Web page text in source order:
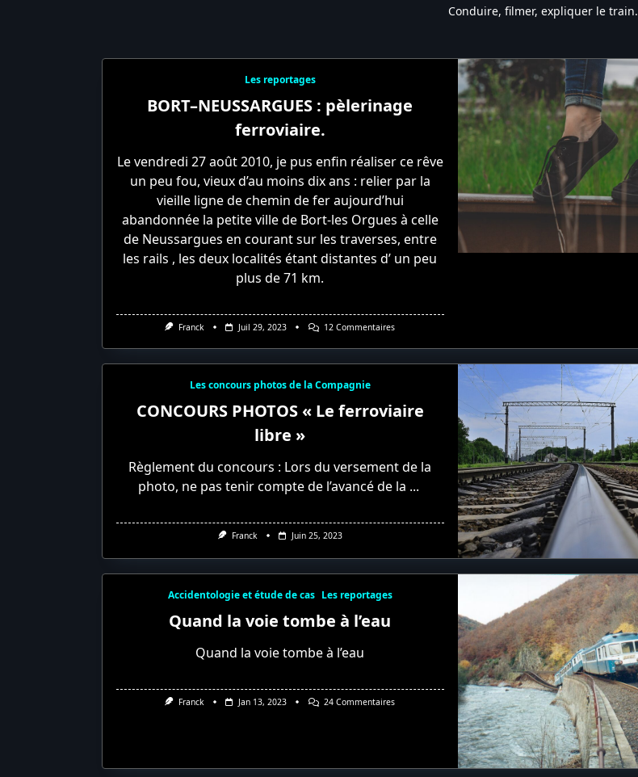
Conduire, filmer, expliquer le train.
Les reportages
BORT–NEUSSARGUES : pèlerinage
ferroviaire.
Le vendredi 27 août 2010, je pus enfin réaliser ce rêve
un peu fou, vieux d’au moins dix ans : relier par la
vieille ligne de chemin de fer aujourd’hui
abandonnée la petite ville de Bort-les Orgues à celle
de Neussargues en courant sur les traverses, entre
les rails , les deux localités étant distantes d’ un peu
plus de 71 km.
Franck Juil 29, 2023 12 CommentairesSur
NEUSSARGUES :
Pèlerinage
Les concours photos de la Compagnie
CONCOURS PHOTOS « Le ferroviaire
libre »
Règlement du concours : Lors du versement de la
photo, ne pas tenir compte de l’avancé de la ...
Franck Juin 25, 2023
Accidentologie et étude de cas Les reportages
Quand la voie tombe à l’eau
Quand la voie tombe à l’eau
Franck Jan 13, 2023 24 CommentairesSur